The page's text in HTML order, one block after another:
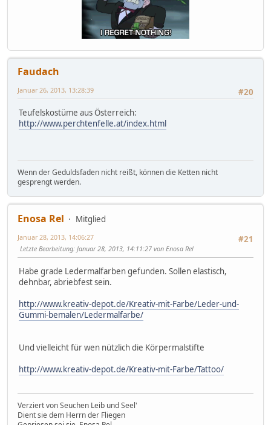
Faudach
#20
Januar 26, 2013, 13:28:39
Teufelskostüme aus Österreich:
http://www.perchtenfelle.at/index.html
Wenn der Geduldsfaden nicht reißt, können die Ketten nicht
gesprengt werden.
Enosa Rel
Mitglied
#21
Januar 28, 2013, 14:06:27
Letzte Bearbeitung: Januar 28, 2013, 14:11:27 von Enosa Rel
Habe grade Ledermalfarben gefunden. Sollen elastisch,
dehnbar, abriebfest sein.
http://www.kreativ-depot.de/Kreativ-mit-Farbe/Leder-und-
Gummi-bemalen/Ledermalfarbe/
Und vielleicht für wen nützlich die Körpermalstifte
http://www.kreativ-depot.de/Kreativ-mit-Farbe/Tattoo/
Verziert von Seuchen Leib und Seel'
Dient sie dem Herrn der Fliegen